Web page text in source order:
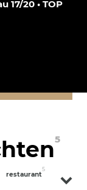
17/20 • TOP
5
restaurant
5